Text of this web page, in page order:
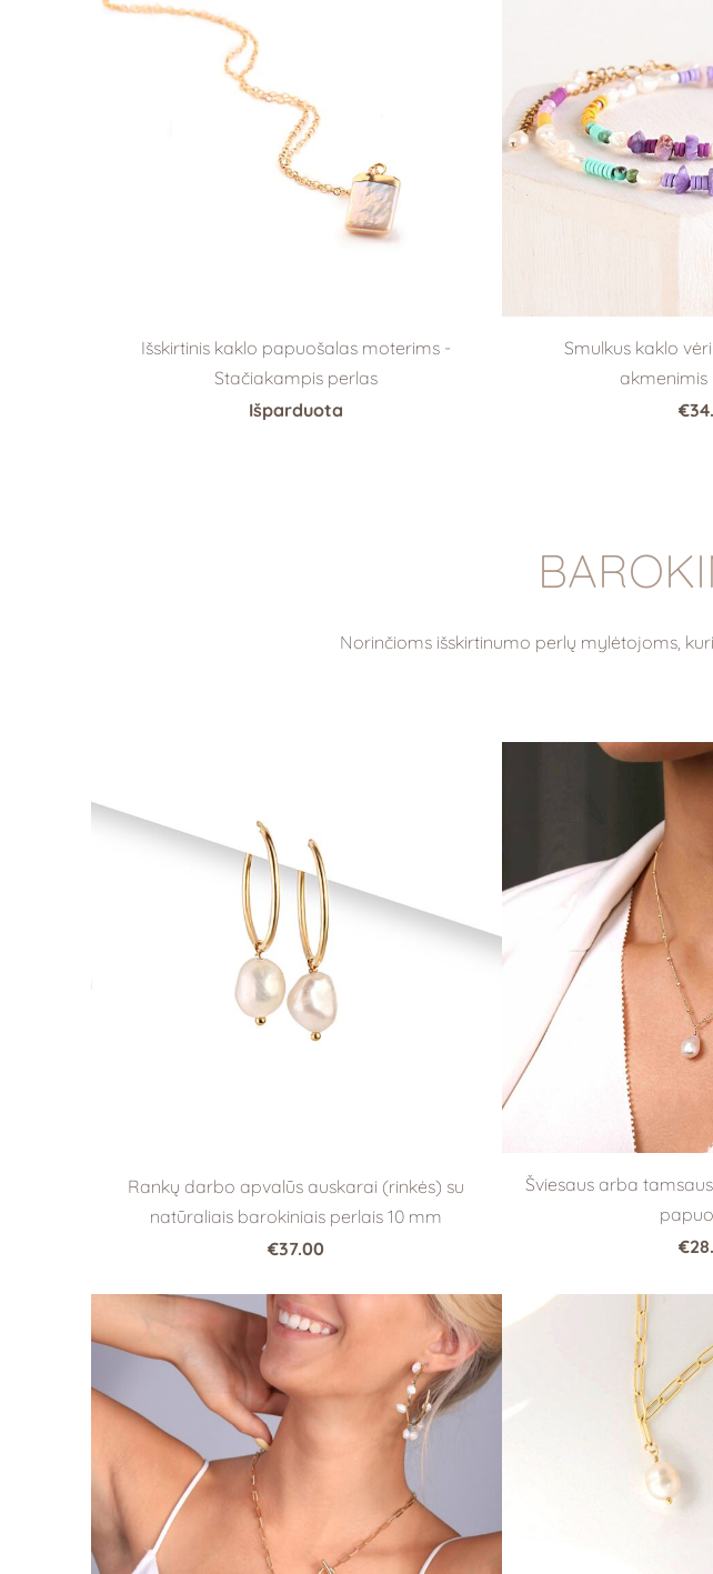
Išskirtinis kaklo papuošalas moterims -
Stačiakampis perlas
Išparduota
Smulkus kaklo
akmenimis
Norinčioms išskirtinumo perlų mylėtojoms,
Rankų darbo apvalūs auskarai (rinkės) su
natūraliais barokiniais perlais 10 mm
€37.00
Šviesaus arba